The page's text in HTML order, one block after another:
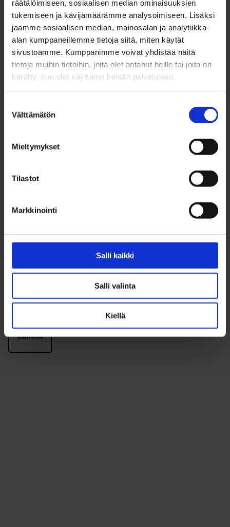
räätälöimiseen, sosiaalisen median ominaisuuksien
tukemiseen ja kävijämäärämme analysoimiseen. Lisäksi
jaamme sosiaalisen median, mainosalan ja analytiikka-
alan kumppaneillemme tietoja siitä, miten käytät
sivustoamme. Kumppanimme voivat yhdistää näitä
tietoja muihin tietoihin, joita olet antanut heille tai joita on
kerätty, kun olet käyttänyt heidän palvelujaan.
valinta
Välttämätön
Mieltymykset
Tilastot
Markkinointi
Salli kaikki
Salli valinta
Kiellä
Hyödyllisiä linkkejä
Lue lisää yksityiselämään liittyvän tiedon
levittämisestä ja kunnianloukkauksesta (finlex.fi)
Lue lisää mielipiteen- ja sananvapaudesta
(ihmisoikeudet.net)
Oliko tämä sivu
tämä
hyödyllinen?
palautekenttä